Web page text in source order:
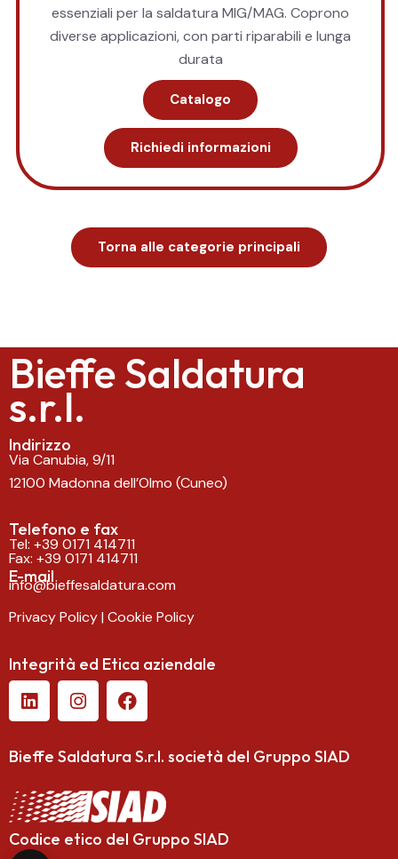
essenziali per la saldatura MIG/MAG. Coprono
diverse applicazioni, con parti riparabili e lunga
durata
Catalogo
Richiedi informazioni
Torna alle categorie principali
Bieffe Saldatura
s.r.l.
Indirizzo
Via Canubia, 9/11
12100 Madonna dell’Olmo (Cuneo)
Telefono e fax
Tel: +39 0171 414711
Fax: +39 0171 414711
E-mail
info@bieffesaldatura.com
Privacy Policy| Cookie Policy
Integrità ed Etica aziendale
Bieffe Saldatura S.r.l. società del Gruppo SIAD
Codice etico del Gruppo SIAD